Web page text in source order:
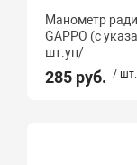
Манометр
GAPPO (с
шт.уп/
285 руб. / шт.